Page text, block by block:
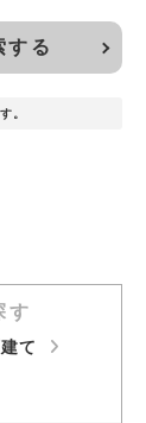
する
。
す
て